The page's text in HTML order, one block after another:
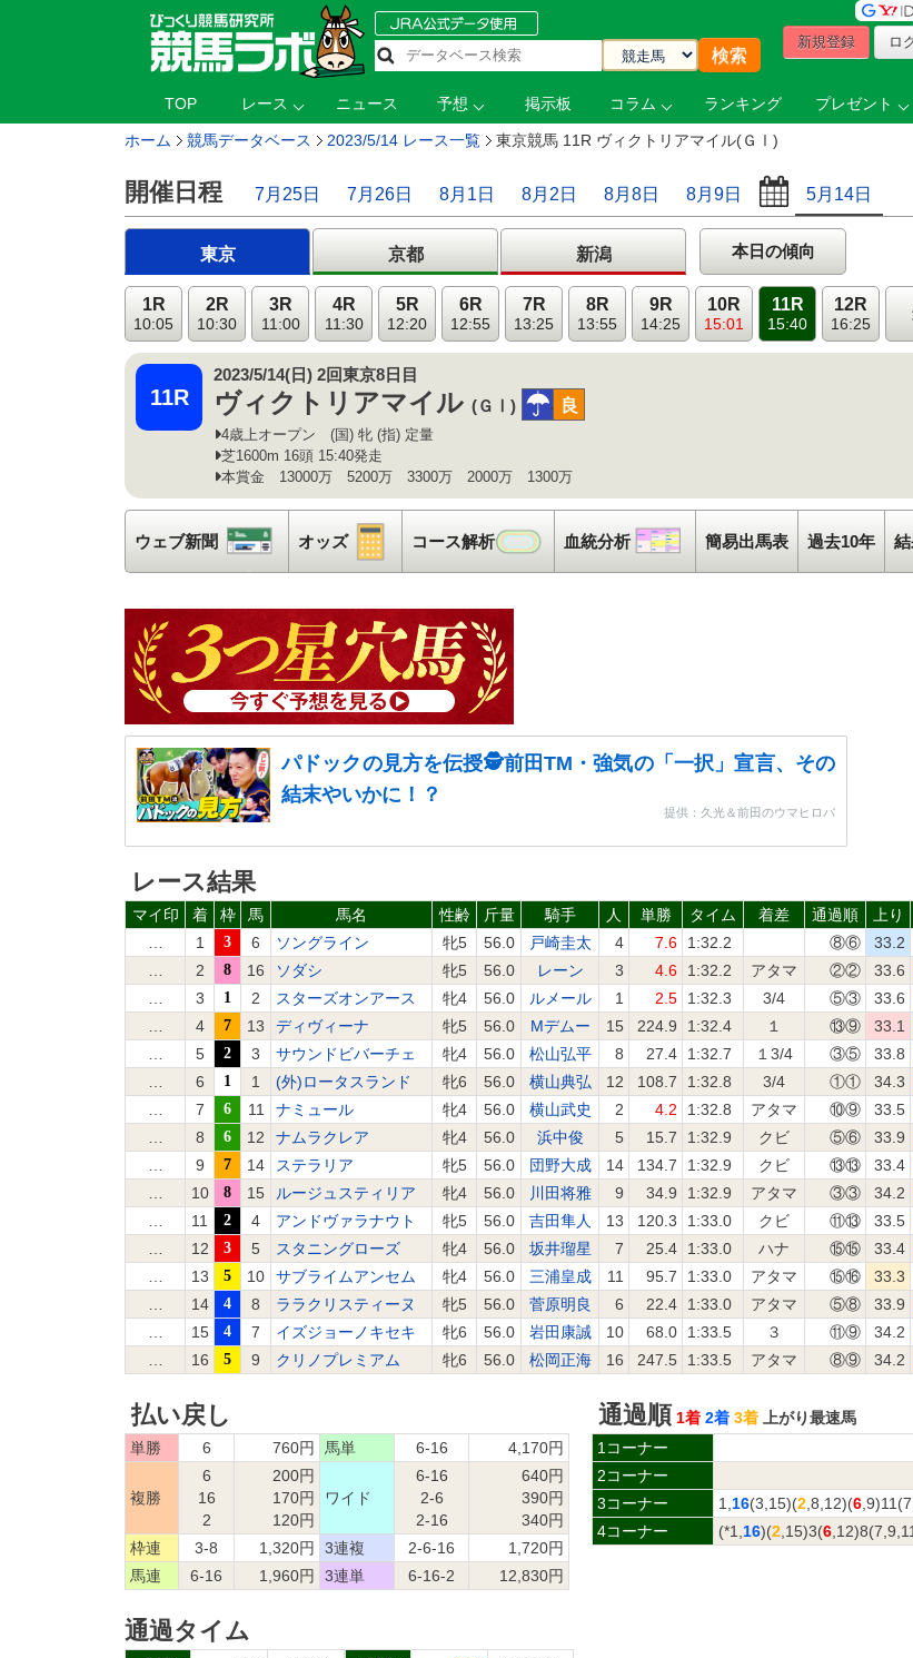
新規登録 ロ
TOP レース ニュース 予想 掲示板 コラム ランキング プレゼント
ホーム 競馬データベース 2023/5/14 レース一覧 東京競馬 11R ヴィクトリアマイル(ＧⅠ)
開催日程 7月25日 7月26日 8月1日 8月2日 8月8日 8月9日 5月14日
東京 京都 新潟 本日の傾向
1R
10:05
2R
10:30
3R
11:00
4R
11:30
5R
12:20
6R
12:55
7R
13:25
8R
13:55
9R
14:25
10R
15:01
11R
15:40
12R
16:25
11R
2023/5/14(日) 2回東京8日目
ヴィクトリアマイル (ＧⅠ) 小雨
良
4歳上オープン (国) 牝 (指) 定量
芝1600m 16頭 15:40発走
本賞金 13000万 5200万 3300万 2000万 1300万
ウェブ新聞 ウェブ新聞
オッズ オッズ
コース解析 コース解析
血統分析 血統分析
簡易出馬表 過去10年
パドックの見方を伝授🕵前田TM・強気の「一択」宣言、その
結末やいかに！？
提供：久光＆前田のウマヒロバ
レース結果
マイ印 着 枠 馬 馬名 性齢 斤量 騎手 人 単勝 タイム 着差 通過順 上り
1 3 6 ソングライン 牝5 56.0 戸崎圭太 4 7.6 1:32.2 ⑧⑥ 33.2
2 8 16 ソダシ 牝5 56.0 レーン 3 4.6 1:32.2 アタマ ②② 33.6
3 1 2 スターズオンアース 牝4 56.0 ルメール 1 2.5 1:32.3 3/4 ⑤③ 33.6
4 7 13 ディヴィーナ 牝5 56.0 Mデムー 15 224.9 1:32.4 １ ⑬⑨ 33.1
5 2 3 サウンドビバーチェ 牝4 56.0 松山弘平 8 27.4 1:32.7 １3/4 ③⑤ 33.8
6 1 1 (外)ロータスランド 牝6 56.0 横山典弘 12 108.7 1:32.8 3/4 ①① 34.3
7 6 11 ナミュール 牝4 56.0 横山武史 2 4.2 1:32.8 アタマ ⑩⑨ 33.5
8 6 12 ナムラクレア 牝4 56.0 浜中俊 5 15.7 1:32.9 クビ ⑤⑥ 33.9
9 7 14 ステラリア 牝5 56.0 団野大成 14 134.7 1:32.9 クビ ⑬⑬ 33.4
10 8 15 ルージュスティリア 牝4 56.0 川田将雅 9 34.9 1:32.9 アタマ ③③ 34.2
11 2 4 アンドヴァラナウト 牝5 56.0 吉田隼人 13 120.3 1:33.0 クビ ⑪⑬ 33.5
12 3 5 スタニングローズ 牝4 56.0 坂井瑠星 7 25.4 1:33.0 ハナ ⑮⑮ 33.4
13 5 10 サブライムアンセム 牝4 56.0 三浦皇成 11 95.7 1:33.0 アタマ ⑮⑯ 33.3
14 4 8 ララクリスティーヌ 牝5 56.0 菅原明良 6 22.4 1:33.0 アタマ ⑤⑧ 33.9
15 4 7 イズジョーノキセキ 牝6 56.0 岩田康誠 10 68.0 1:33.5 ３ ⑪⑨ 34.2
16 5 9 クリノプレミアム 牝6 56.0 松岡正海 16 247.5 1:33.5 アタマ ⑧⑨ 34.2
払い戻し
単勝 6 760円 馬単 6-16 4,170円
複勝
6
16
2
200円
170円
120円
ワイド
6-16
2-6
2-16
640円
390円
340円
枠連
3-8 1,320円 3連複 2-6-16
1,720円
馬連
6-16 1,960円 3連単 6-16-2 12,830円
通過順 1着 2着 3着
上がり最速馬
1コーナー
2コーナー
3コーナー
1, 16(3,15)(2 ,8,12)(6
4コーナー
(*1, 16)(2 ,15)3(6 ,12)8(7,9,11,
通過タイム